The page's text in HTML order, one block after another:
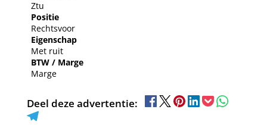
Ztu
Positie
Rechtsvoor
Eigenschap
Met ruit
BTW / Marge
Marge
Deel deze advertentie: